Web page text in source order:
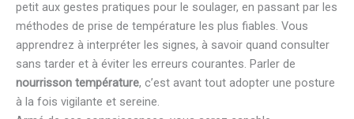
petit aux gestes pratiques pour le soulager, en passant par les
méthodes de prise de température les plus fiables. Vous
apprendrez à interpréter les signes, à savoir quand consulter
sans tarder et à éviter les erreurs courantes. Parler de
nourrisson température, c’est avant tout adopter une posture
à la fois vigilante et sereine.